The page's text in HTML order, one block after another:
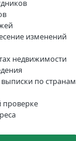
изменений
недвижимости
по странам
проверке